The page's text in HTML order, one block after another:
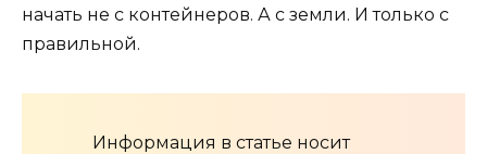
начать не с контейнеров. А с земли. И только с
правильной.
Информация в статье носит